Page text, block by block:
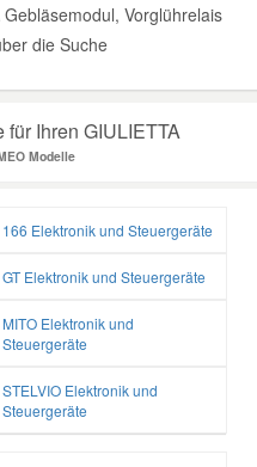
Vorglührelais
die Suche
Ihren GIULIETTA
Modelle
166 Elektronik und Steuergeräte
GT Elektronik und Steuergeräte
MITO Elektronik und
Steuergeräte
STELVIO Elektronik und
Steuergeräte